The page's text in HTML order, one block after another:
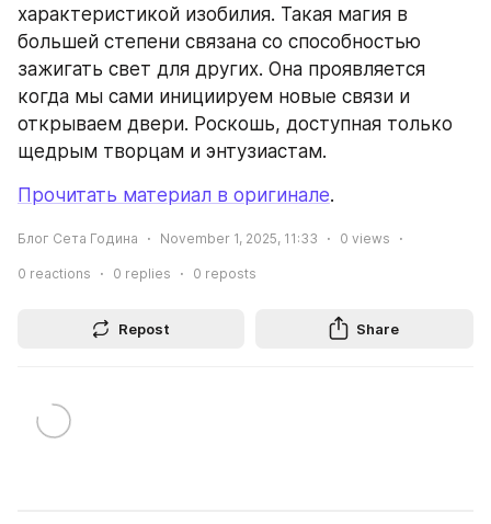
характеристикой изобилия. Такая магия в
большей степени связана со способностью
зажигать свет для других. Она проявляется
когда мы сами инициируем новые связи и
открываем двери. Роскошь, доступная только
щедрым творцам и энтузиастам.
Прочитать материал в оригинале.
Блог Сета Година November 1, 2025, 11:33 0 views
0 reactions 0 replies 0 reposts
Repost Share